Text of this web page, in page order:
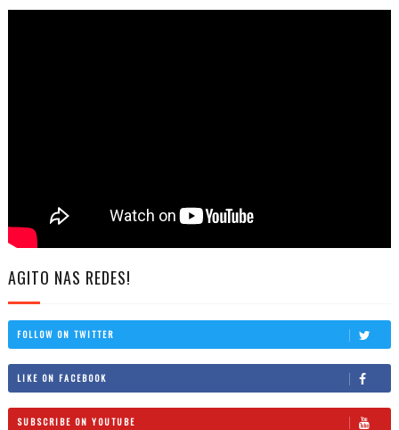
AGITO NAS REDES!
FOLLOW ON TWITTER
LIKE ON FACEBOOK
SUBSCRIBE ON YOUTUBE